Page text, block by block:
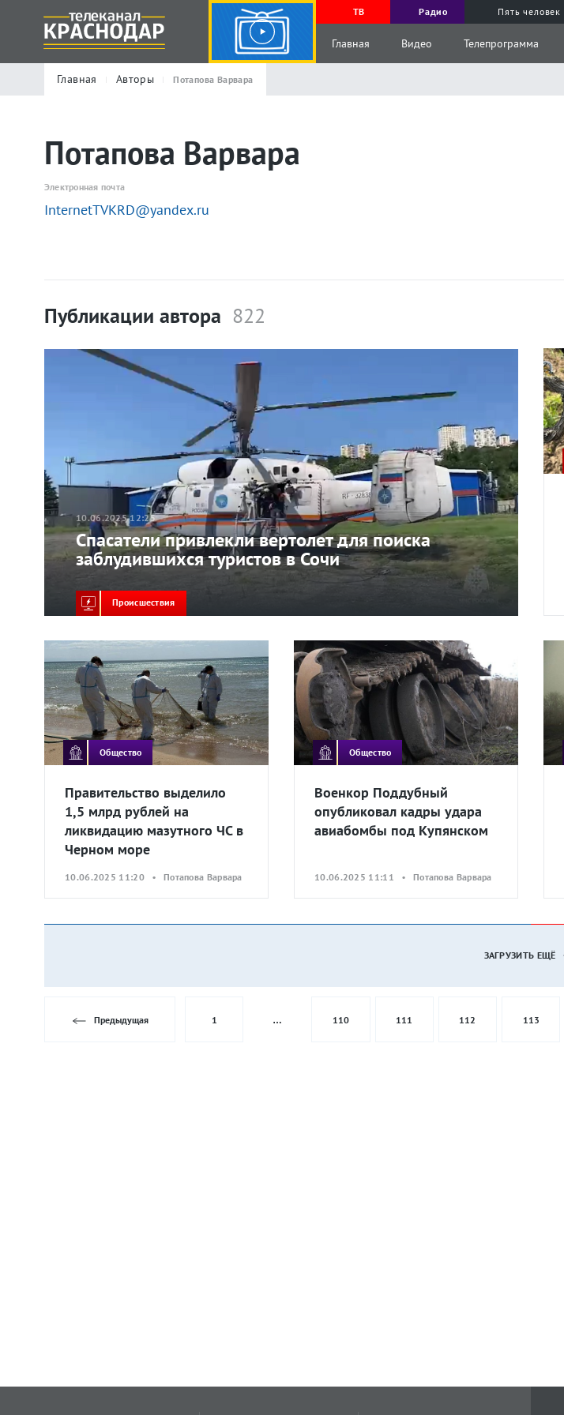
ТВ Радио Пять
Главная Видео Телепрограмма
Главная Авторы Потапова Варвара
Потапова Варвара
Электронная почта
InternetTVKRD@yandex.ru
Публикации автора 822
10.06.2025 12:25
Спасатели привлекли вертолет для поиска
заблудившихся туристов в Сочи
Происшествия
Общество
Правительство выделило
1,5 млрд рублей на
ликвидацию мазутного ЧС в
Черном море
10.06.2025 11:20 • Потапова Варвара
Общество
Военкор Поддубный
опубликовал кадры удара
авиабомбы под Купянском
10.06.2025 11:11 • Потапова Варвара
ЗАГРУЗИТЬ ЕЩЁ
Предыдущая 1 … 110 111 112 113